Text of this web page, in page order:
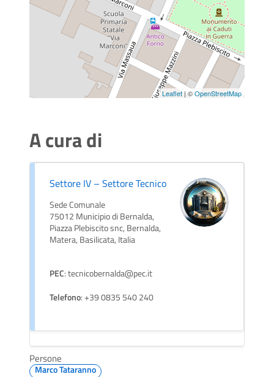
Leaflet | ©OpenStreetMap
A cura di
Settore IV – Settore Tecnico
Sede Comunale
75012 Municipio di Bernalda,
Piazza Plebiscito snc, Bernalda,
Matera, Basilicata, Italia
PEC: tecnicobernalda@pec.it
Telefono: +39 0835 540 240
Persone
Marco Tataranno